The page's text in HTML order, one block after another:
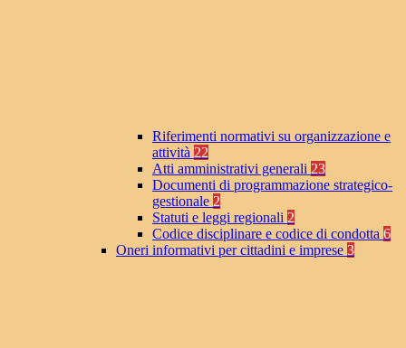
Riferimenti normativi su organizzazione e
attività 22
Atti amministrativi generali 23
Documenti di programmazione strategico-
gestionale 2
Statuti e leggi regionali 2
Codice disciplinare e codice di condotta 6
Oneri informativi per cittadini e imprese 3